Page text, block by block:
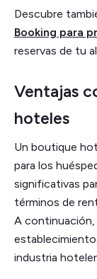
Descubre
Booking para
reservas de tu
Ventajas
hoteles
Un boutique
para los
significativas
términos de
A
industria